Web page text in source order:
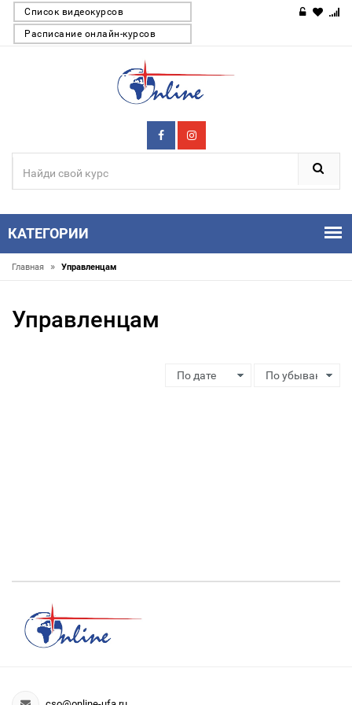
Список видеокурсов
Расписание онлайн-курсов
КАТЕГОРИИ
Главная » Управленцам
Управленцам